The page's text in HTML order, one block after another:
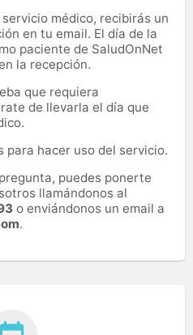
médico, recibirás un
en tu email. El día de la
paciente de SaludOnNet
la recepción.
que requiera
de llevarla el día que
para hacer uso del servicio.
puedes ponerte
llamándonos al
o enviándonos un email a
.